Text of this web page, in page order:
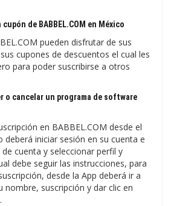
de BABBEL.COM en México
pueden disfrutar de sus
cupones de descuentos el cual les
para poder suscribirse a otros
o cancelar un programa de software
en BABBEL.COM desde el
deberá iniciar sesión en su cuenta e
cuenta y seleccionar perfil y
debe seguir las instrucciones, para
desde la App deberá ir a
nombre, suscripción y dar clic en